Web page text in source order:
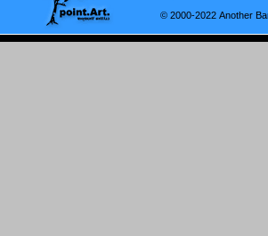
© 2000-2022 Another